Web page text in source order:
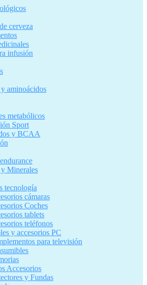
cerveza
infusión
aminoácidos
metabólicos
Sport
y BCAA
Minerales
tecnología
cámaras
Coches
tablets
teléfonos
y accesorios PC
para televisión
Accesorios
y Fundas